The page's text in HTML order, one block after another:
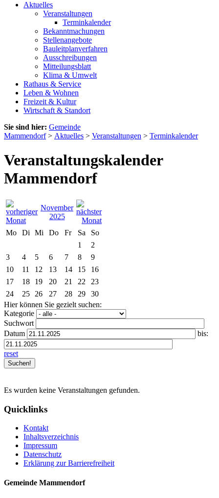
Aktuelles
Veranstaltungen
Terminkalender
Bekanntmachungen
Stellenangebote
Bauleitplanverfahren
Ausschreibungen
Mitteilungsblatt
Klima & Umwelt
Rathaus & Service
Leben & Wohnen
Freizeit & Kultur
Wirtschaft & Standort
Sie sind hier: Gemeinde
Mammendorf> Aktuelles > Veranstaltungen > Terminkalender
Veranstaltungskalender
Mammendorf
November
2025
Mo
Di Mi Do Fr Sa
So
1
2
3
4 5 6 7 8
9
10
11 12 13 14 15
16
17
18 19 20 21 22
23
24
25 26 27 28 29
30
Hier können Sie gezielt suchen:
Kategorie
Suchwort
Datum
bis:
reset
Es wurden keine Veranstaltungen gefunden.
Quicklinks
Kontakt
Inhaltsverzeichnis
Impressum
Datenschutz
Erklärung zur Barrierefreiheit
Gemeinde Mammendorf